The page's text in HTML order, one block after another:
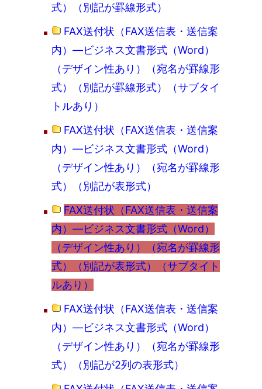
式）（別記が罫線形式）
FAX送付状（FAX送信表・送信案
内）―ビジネス文書形式（Word）
（デザイン性あり）（宛名が罫線形
式）（別記が罫線形式）（サブタイ
トルあり）
FAX送付状（FAX送信表・送信案
内）―ビジネス文書形式（Word）
（デザイン性あり）（宛名が罫線形
式）（別記が表形式）
FAX送付状（FAX送信表・送信案
内）―ビジネス文書形式（Word）
（デザイン性あり）（宛名が罫線形
式）（別記が表形式）（サブタイト
ルあり）
FAX送付状（FAX送信表・送信案
内）―ビジネス文書形式（Word）
（デザイン性あり）（宛名が罫線形
式）（別記が2列の表形式）